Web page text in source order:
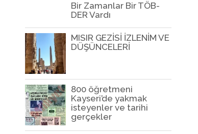
Bir Zamanlar Bir TÖB-
DER Vardı
MISIR GEZİSİ İZLENİM VE
DÜŞÜNCELERİ
800 öğretmeni
Kayseri’de yakmak
isteyenler ve tarihi
gerçekler